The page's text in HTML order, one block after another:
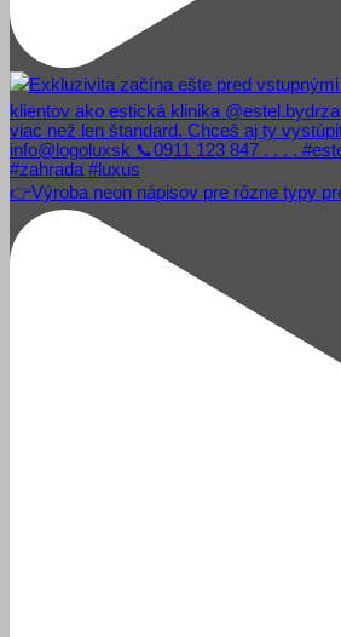
👉Výroba neon nápisov pre rôzne typy